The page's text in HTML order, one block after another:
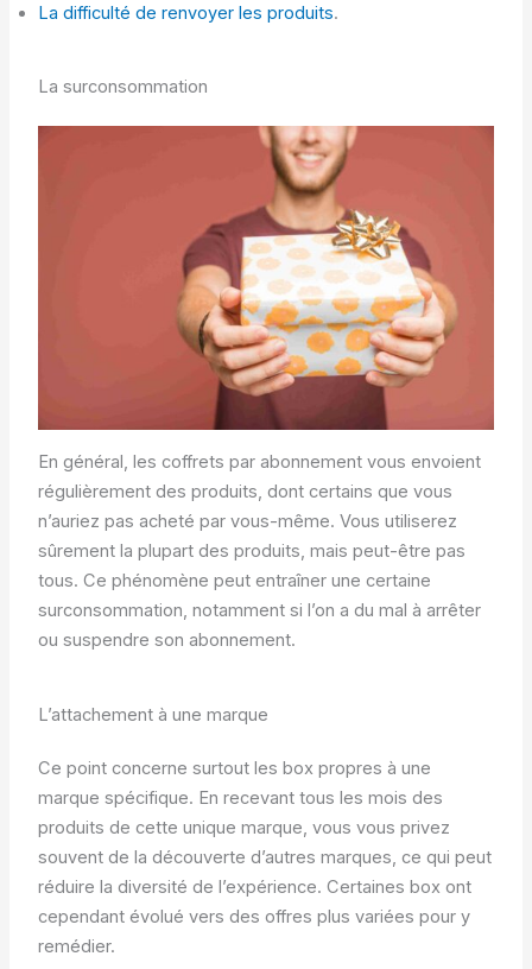
La difficulté de renvoyer les produits.
La surconsommation
En général, les coffrets par abonnement vous envoient
régulièrement des produits, dont certains que vous
n’auriez pas acheté par vous-même. Vous utiliserez
sûrement la plupart des produits, mais peut-être pas
tous. Ce phénomène peut entraîner une certaine
surconsommation, notamment si l’on a du mal à arrêter
ou suspendre son abonnement.
L’attachement à une marque
Ce point concerne surtout les box propres à une
marque spécifique. En recevant tous les mois des
produits de cette unique marque, vous vous privez
souvent de la découverte d’autres marques, ce qui peut
réduire la diversité de l’expérience. Certaines box ont
cependant évolué vers des offres plus variées pour y
remédier.